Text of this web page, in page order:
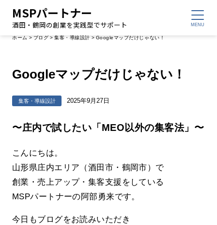
MSPパートナー
酒田・鶴岡の創業を実践型でサポート
ホーム > ブログ >集客・導線設計 > Googleマップだけじゃない！
Googleマップだけじゃない！
集客・導線設計 2025年9月27日
〜庄内で試したい「MEO以外の集客法」〜
こんにちは。
山形県庄内エリア（酒田市・鶴岡市）で
創業・売上アップ・集客支援をしている
MSPパートナーの阿部勇来です。
今日もブログをお読みいただき